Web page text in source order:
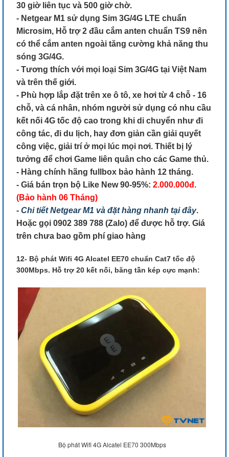
30 giờ liên tục và 500 giờ chờ.
- Netgear M1 sử dụng Sim 3G/4G LTE chuẩn
Microsim, Hỗ trợ 2 đầu cắm anten chuẩn TS9 nên
có thể cắm anten ngoài tăng cường khả năng thu
sóng 3G/4G.
- Tương thích với mọi loại Sim 3G/4G tại Việt Nam
và trên thế giới.
- Phù hợp lắp đặt trên xe ô tô, xe hơi từ 4 chỗ - 16
chỗ, và cá nhân, nhóm người sử dụng có nhu cầu
kết nối 4G tốc độ cao trong khi di chuyển như đi
công tác, đi du lịch, hay đơn giản cần giải quyết
công việc, giải trí ở mọi lúc mọi nơi. Thiết bị lý
tưởng để chơi Game liên quân cho các Game thủ.
- Hàng chính hãng fullbox bảo hành 12 tháng.
- Giá bán trọn bộ Like New 90-95%: 2.000.000đ.
(Bảo hành 06 Tháng)
- Chi tiết Netgear M1 và đặt hàng nhanh tại đây.
Hoặc gọi 0902 389 788 (Zalo) để được hỗ trợ. Giá
trên chưa bao gồm phí giao hàng
12- Bộ phát Wifi 4G Alcatel EE70 chuẩn Cat7 tốc độ
300Mbps. Hỗ trợ 20 kết nối, băng tần kép cực mạnh:
Bộ phát Wifi 4G Alcatel EE70 300Mbps